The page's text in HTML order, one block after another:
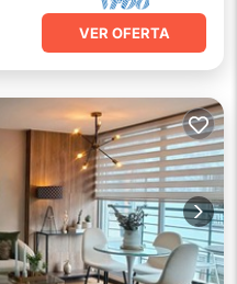
VER OFERTA